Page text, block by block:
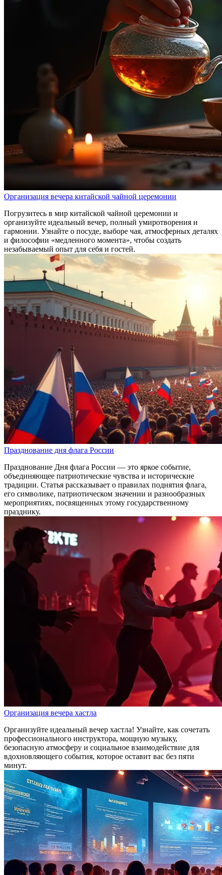
Организация вечера китайской чайной церемонии
Погрузитесь в мир китайской чайной церемонии и
организуйте идеальный вечер, полный умиротворения и
гармонии. Узнайте о посуде, выборе чая, атмосферных деталях
и философии «медленного момента», чтобы создать
незабываемый опыт для себя и гостей.
Празднование дня флага России
Празднование Дня флага России — это яркое событие,
объединяющее патриотические чувства и исторические
традиции. Статья рассказывает о правилах поднятия флага,
его символике, патриотическом значении и разнообразных
мероприятиях, посвященных этому государственному
празднику.
Организация вечера хастла
Организуйте идеальный вечер хастла! Узнайте, как сочетать
профессионального инструктора, мощную музыку,
безопасную атмосферу и социальное взаимодействие для
вдохновляющего события, которое оставит вас без пяти
минут.